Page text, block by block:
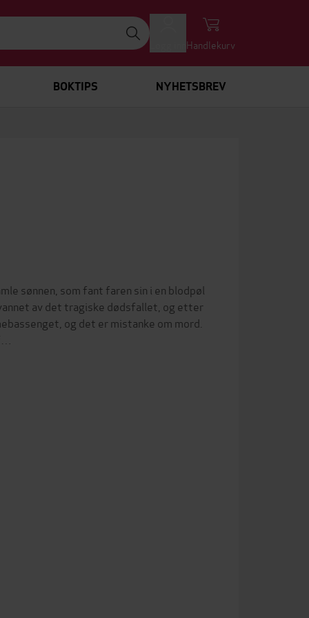
Handlekurv
BOKTIPS NYHETSBREV
sønnen, som fant faren sin i en blodpøl
av det tragiske dødsfallet, og etter
og det er mistanke om mord.